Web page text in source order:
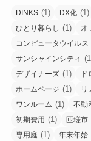
DINKS (1) DX化 (1)
ひとり暮らし (1) オ
コンピュータウイルス
サンシャインシティ
デザイナーズ (1) ド
ホームページ (1) リ
ワンルーム (1) 不動
初期費用 (1) 匝瑳市
専用庭 (1) 年末年始